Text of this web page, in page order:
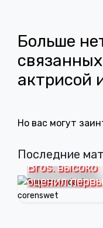
Больше
актрисой
Но вас могут
Последние
Глава Warner
Bros. высоко
оценил
материалы